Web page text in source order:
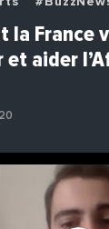
la France
et aider